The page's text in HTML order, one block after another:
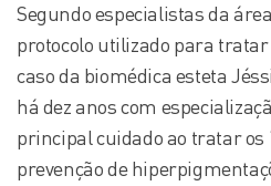
Segundo especialistas da
protocolo utilizado para
caso da biomédica esteta
há dez anos com
principal cuidado ao tratar os
prevenção de